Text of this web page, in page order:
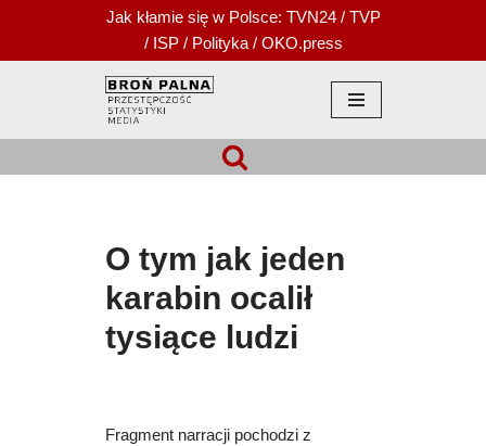
Przejdź
Jak kłamie się w Polsce: TVN24/ TVP
/ ISP/ Polityka/ OKO.press
O tym jak jeden
karabin ocalił
tysiące ludzi
Fragment narracji pochodzi z